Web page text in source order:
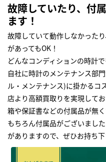
故障していたり、付
ます！
故障していて動作しなかった
があってもOK！
どんなコンディションの時計
自社に時計のメンテナンス部
ル・メンテナンス)に掛かるコ
店より高額買取りを実現して
箱や保証書などの付属品が無
もちろん付属品がございまし
がありますので、ぜひお持ち下